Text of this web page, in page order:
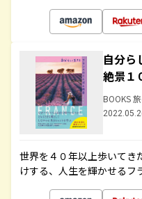
自分ら
絶景１
BOOKS
世界を４０年以上歩いてき
けする、人生を輝かせるフ